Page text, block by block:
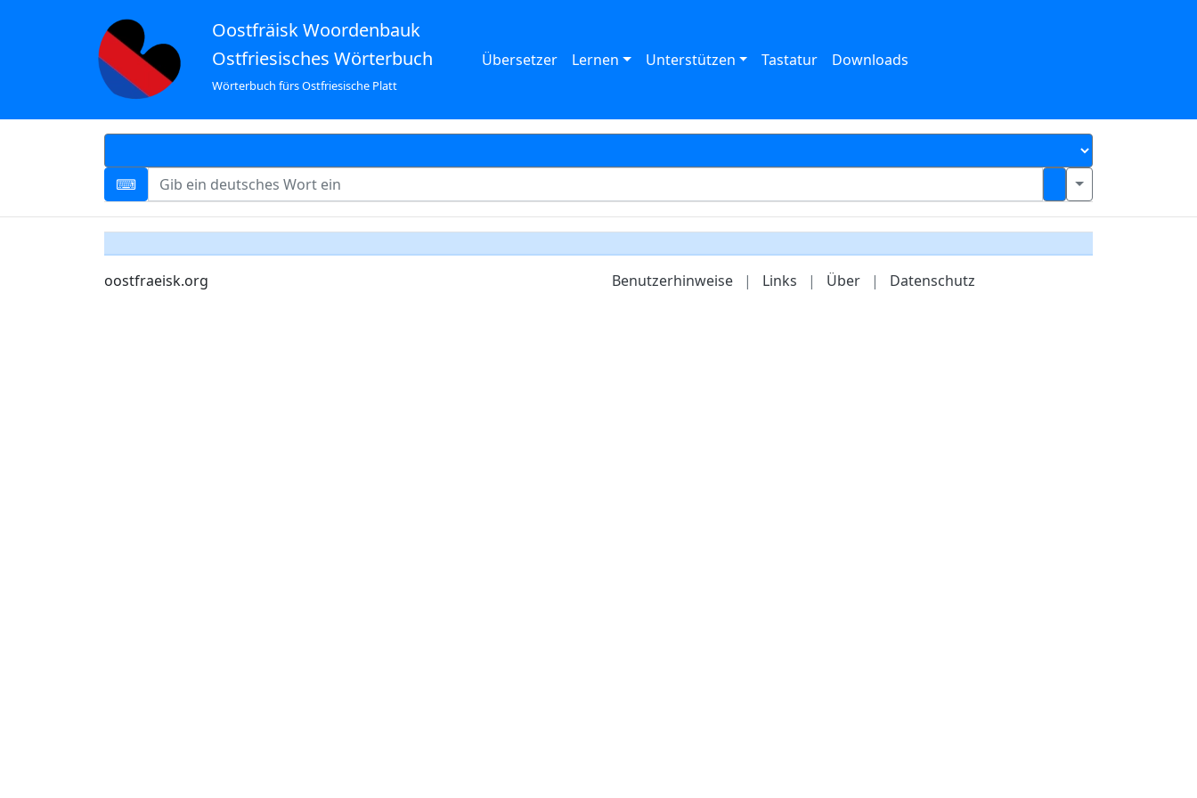
Oostfräisk Woordenbauk
Ostfriesisches Wörterbuch
Wörterbuch fürs Ostfriesische Platt
Übersetzer Lernen Unterstützen Tastatur Downloads
oostfraeisk.org Benutzerhinweise | Links | Über | Datenschutz